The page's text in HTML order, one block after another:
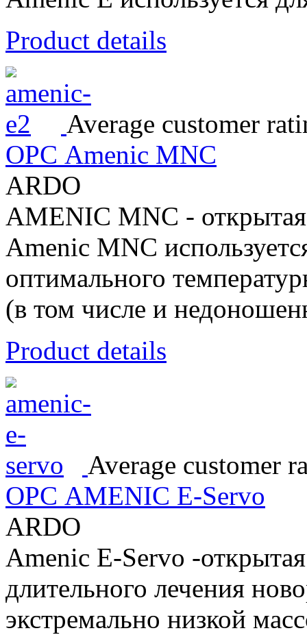
Product details
Average customer
ОРС Amenic MNC
ARDO
AMENIC MNC -
Amenic MNC
оптимального
(в том числе и
Product details
Average customer
ОРС AMENIC E-Servo
ARDO
Amenic E-Servo -
длительного лечения
экстремально низкой